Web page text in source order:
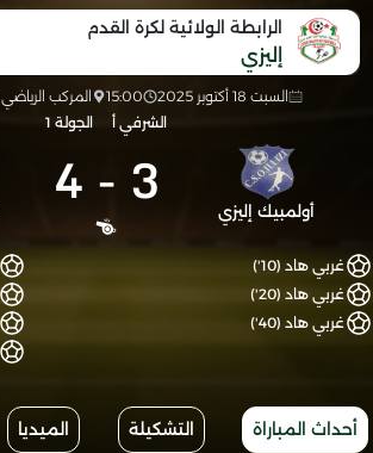
الرابطة الولائية لكرة القدم
إليزي
السبت 18 أكتوبر 2025 15:00
المركب الرياضي 19 مارس 1962
الشرفي أ
الجولة 1
أولمبيك إليزي 3
-
4
غربي هاد (10')
غربي هاد (20')
غربي هاد (40')
أحداث المباراة التشكيلة الميديا